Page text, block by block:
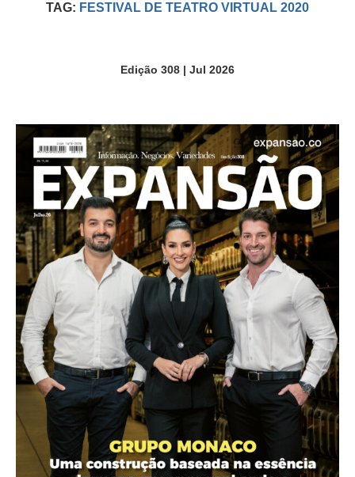
TAG: FESTIVAL DE TEATRO VIRTUAL 2020
Edição 308 | Jul 2026